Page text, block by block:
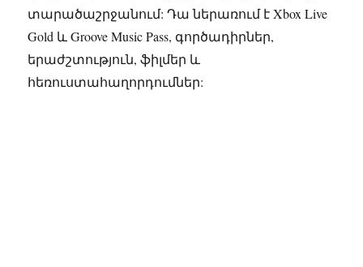
տարածաշրջանում: Դա ներառում է Xbox Live
Gold և Groove Music Pass, գործադիրներ,
երաժշտություն, ֆիլմեր և
հեռուստահաղորդումներ: